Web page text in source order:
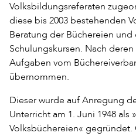
Volksbildungsreferaten
diese bis 2003 bestehenden
Beratung der Büchereien und
Schulungskursen. Nach
Aufgaben vom
übernommen.
Dieser wurde auf Anregung
Unterricht am 1. Juni 1948 als
Volksbüchereien«